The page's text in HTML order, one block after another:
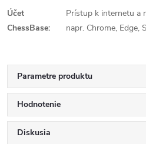
Účet
ChessBase:
Prístup k internetu a
napr. Chrome, Edge,
Parametre produktu
Hodnotenie
Diskusia